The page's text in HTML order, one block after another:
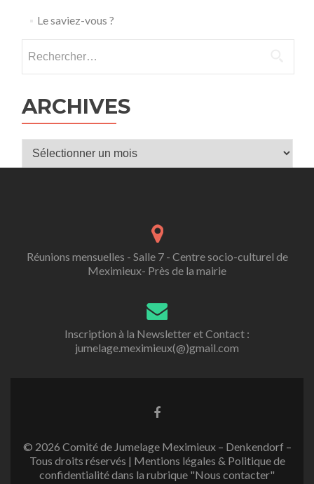
Le saviez-vous ?
ARCHIVES
Archives
Réunions mensuelles - Salle 7 - Centre socio-culturel de
Meximieux- Près de la mairie
Inscription à la Newsletter et Contact :
jumelage.meximieux(@)gmail.com
Lien
© 2026 Comité de Jumelage Meximieux – Denkendorf –
Tous droits réservés | Mentions légales & Politique de
confidentialité dans la rubrique "Nous contacter"